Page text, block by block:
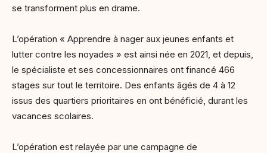
se transforment plus en drame.
L’opération « Apprendre à nager aux jeunes enfants et
lutter contre les noyades » est ainsi née en 2021, et depuis,
le spécialiste et ses concessionnaires ont financé 466
stages sur tout le territoire. Des enfants âgés de 4 à 12
issus des quartiers prioritaires en ont bénéficié, durant les
vacances scolaires.
L’opération est relayée par une campagne de